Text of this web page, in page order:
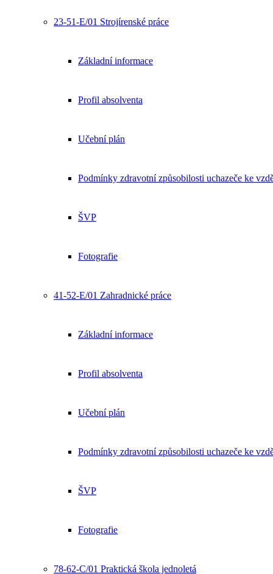
23-51-E/01 Strojírenské práce
Základní informace
Profil absolventa
Učební plán
Podmínky zdravotní způsobilosti uchazeče ke
ŠVP
Fotografie
41-52-E/01 Zahradnické práce
Základní informace
Profil absolventa
Učební plán
Podmínky zdravotní způsobilosti uchazeče ke
ŠVP
Fotografie
78-62-C/01 Praktická škola jednoletá